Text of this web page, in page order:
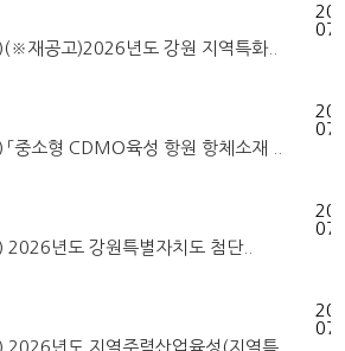
재공고)2026년도 강원 지역특화..
중소형 CDMO육성 항원 항체소재 ..
년도 강원특별자치도 첨단..
년도 지역주력산업육성(지역특..